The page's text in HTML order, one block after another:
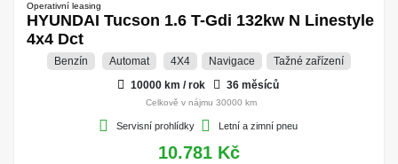
Operativní leasing
HYUNDAI Tucson 1.6 T-Gdi 132kw N Linestyle
4x4 Dct
Benzín Automat 4X4 Navigace
Tažné zařízení
10000 km / rok
36 měsíců
Celkově v nájmu 30000 km
Servisní prohlídky Letní a zimní pneu
10.781 Kč